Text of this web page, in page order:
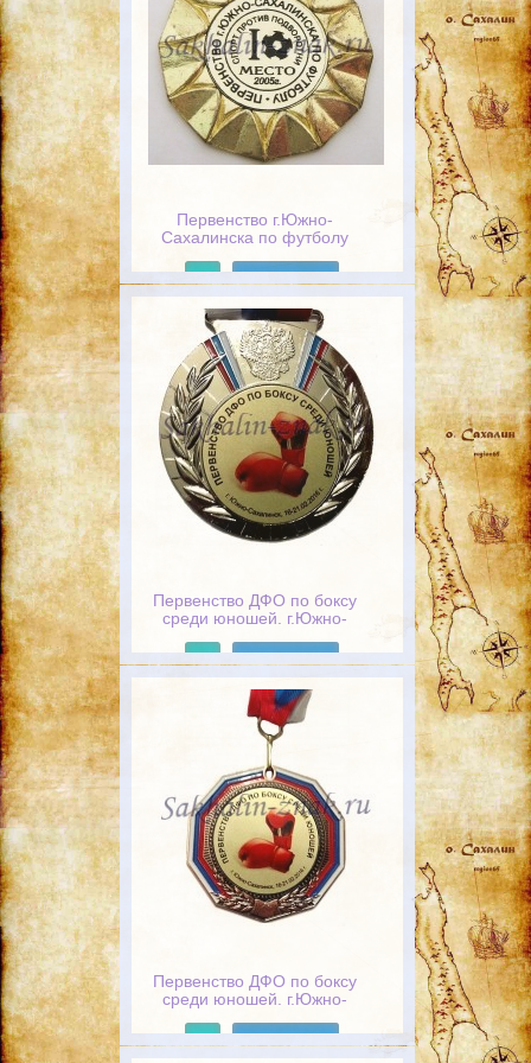
Первенство г.Южно-
Сахалинска по футболу
I Место 2005г.
Первенство ДФО по боксу
среди юношей. г.Южно-
/ Почетный гость
Первенство ДФО по боксу
среди юношей. г.Южно-
/ Почетный гость